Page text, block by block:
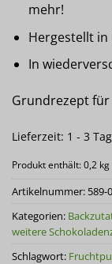
mehr!
Hergestellt
In
Grundrezept
Lieferzeit: 1 - 3
Produkt enthält: 0,2 kg
Artikelnummer: 589-
Kategorien:
weitere
Schlagwort: